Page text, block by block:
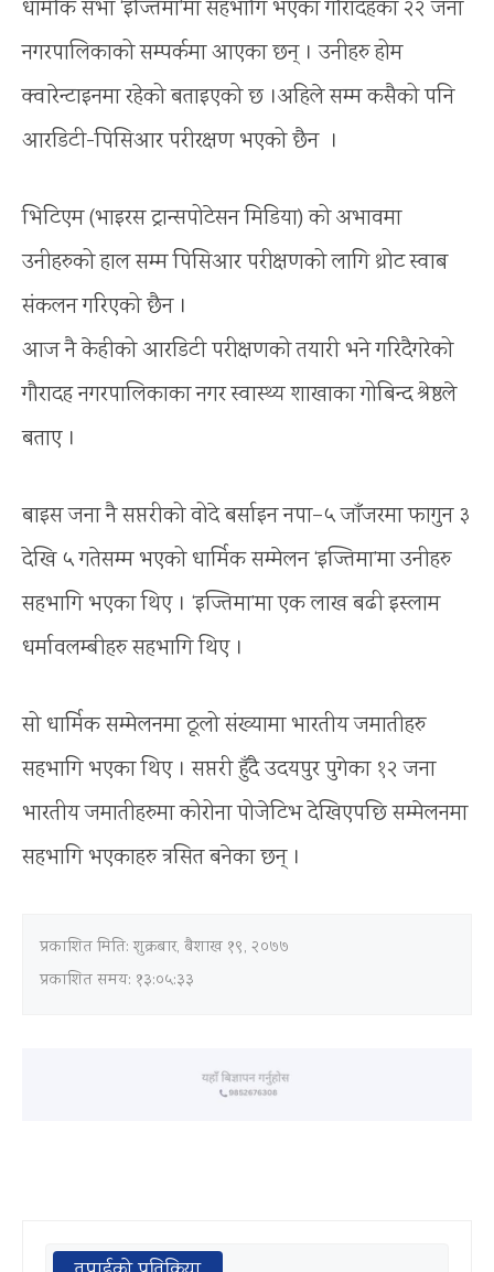
धार्मीक सभा ‘इज्तिमा’मा सहभागि भएका गौरादहका २२ जना
नगरपालिकाको सम्पर्कमा आएका छन् । उनीहरु होम
क्वारेन्टाइनमा रहेको बताइएको छ ।अहिले सम्म कसैको पनि
आरडिटी-पिसिआर परीरक्षण भएको छैन ।
भिटिएम (भाइरस ट्रान्सपोटेसन मिडिया) को अभावमा
उनीहरुको हाल सम्म पिसिआर परीक्षणको लागि थ्रोट स्वाब
संकलन गरिएको छैन ।
आज नै केहीको आरडिटी परीक्षणको तयारी भने गरिदैगरेको
गौरादह नगरपालिकाका नगर स्वास्थ्य शाखाका गोबिन्द श्रेष्ठले
बताए ।
बाइस जना नै सप्तरीको वोदे बर्साइन नपा–५ जाँजरमा फागुन ३
देखि ५ गतेसम्म भएको धार्मिक सम्मेलन ‘इज्तिमा’मा उनीहरु
सहभागि भएका थिए । ‘इज्तिमा’मा एक लाख बढी इस्लाम
धर्मावलम्बीहरु सहभागि थिए ।
सो धार्मिक सम्मेलनमा ठूलो संख्यामा भारतीय जमातीहरु
सहभागि भएका थिए । सप्तरी हुँदै उदयपुर पुगेका १२ जना
भारतीय जमातीहरुमा कोरोना पोजेटिभ देखिएपछि सम्मेलनमा
सहभागि भएकाहरु त्रसित बनेका छन् ।
प्रकाशित मिति:शुक्रबार, बैशाख १९, २०७७
प्रकाशित समय: १३:०५:३३